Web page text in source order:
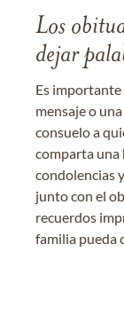
Los
dejar
Es
mensaje o
consuelo a
comparta una
condolencias
junto con el
recuerdos
familia pueda